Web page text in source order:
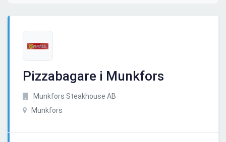
Pizzabagare i Munkfors
Munkfors Steakhouse AB
Munkfors